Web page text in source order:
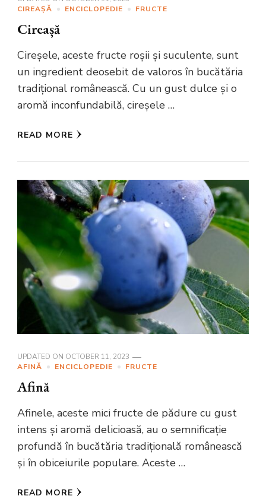
CIREAȘĂ
ENCICLOPEDIE FRUCTE
Cireașă
Cireșele, aceste fructe roșii și suculente, sunt
un ingredient deosebit de valoros în bucătăria
tradițional românească. Cu un gust dulce și o
aromă inconfundabilă, cireșele …
READ MORE
UPDATED ON OCTOBER 11, 2023
AFINĂ
ENCICLOPEDIE FRUCTE
Afină
Afinele, aceste mici fructe de pădure cu gust
intens și aromă delicioasă, au o semnificație
profundă în bucătăria tradițională românească
și în obiceiurile populare. Aceste …
READ MORE